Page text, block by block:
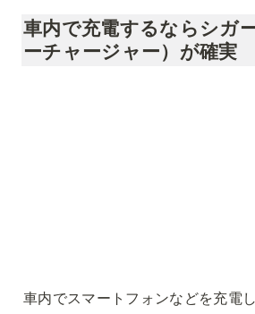
車内で充電するならシガ
ーチャージャー）が確実
車内でスマートフォンなどを充電